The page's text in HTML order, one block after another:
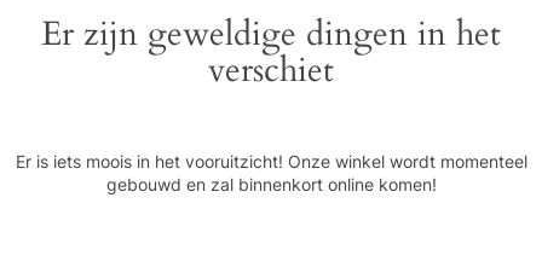
Er zijn geweldige dingen in het
verschiet
Er is iets moois in het vooruitzicht! Onze winkel wordt momenteel
gebouwd en zal binnenkort online komen!